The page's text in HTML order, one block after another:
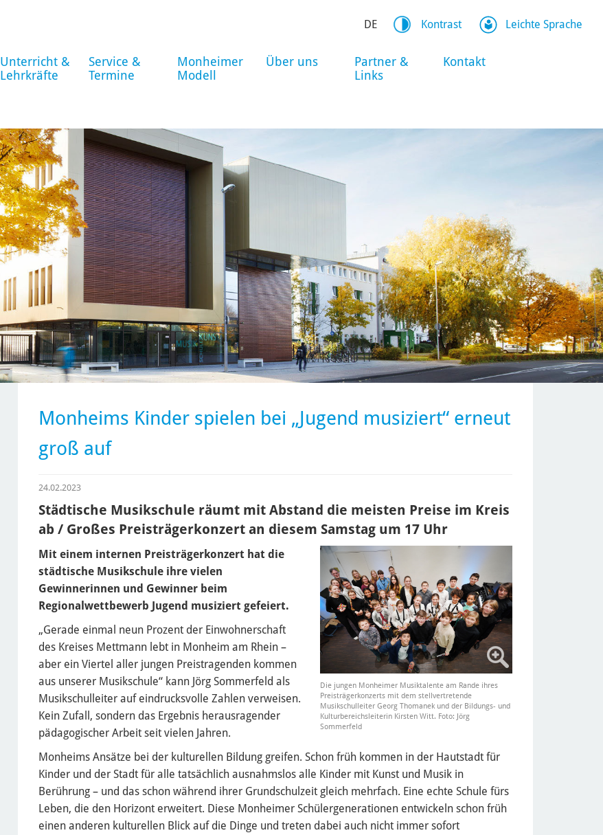
Unterricht &
Lehrkräfte
Service &
Termine
Monheimer
Modell
Über uns
Partner &
Links
Kontakt
DE Kontrast Leichte Sprache
Monheims Kinder spielen bei „Jugend musiziert“ erneut
groß auf
24.02.2023
Städtische Musikschule räumt mit Abstand die meisten Preise im Kreis
ab / Großes Preisträgerkonzert an diesem Samstag um 17 Uhr
Die jungen Monheimer Musiktalente am Rande ihres
Preisträgerkonzerts mit dem stellvertretende
Musikschulleiter Georg Thomanek und der Bildungs- und
Kulturbereichsleiterin Kirsten Witt. Foto: Jörg
Sommerfeld
Mit einem internen Preisträgerkonzert hat die
städtische Musikschule ihre vielen
Gewinnerinnen und Gewinner beim
Regionalwettbewerb Jugend musiziert gefeiert.
„Gerade einmal neun Prozent der Einwohnerschaft
des Kreises Mettmann lebt in Monheim am Rhein –
aber ein Viertel aller jungen Preistragenden kommen
aus unserer Musikschule“ kann Jörg Sommerfeld als
Musikschulleiter auf eindrucksvolle Zahlen verweisen.
Kein Zufall, sondern das Ergebnis herausragender
pädagogischer Arbeit seit vielen Jahren.
Monheims Ansätze bei der kulturellen Bildung greifen. Schon früh kommen in der Hautstadt für
Kinder und der Stadt für alle tatsächlich ausnahmslos alle Kinder mit Kunst und Musik in
Berührung – und das schon während ihrer Grundschulzeit gleich mehrfach. Eine echte Schule fürs
Leben, die den Horizont erweitert. Diese Monheimer Schülergenerationen entwickeln schon früh
einen anderen kulturellen Blick auf die Dinge und treten dabei auch nicht immer sofort